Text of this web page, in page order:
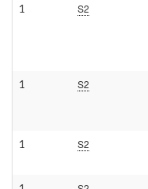
1 S2
1 S2
1 S2